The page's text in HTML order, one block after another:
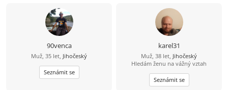
překážkou????
90venca
Muž, 35 let, Jihočeský
Seznámit se
karel31
Muž, 38 let, Jihočeský
Hledám ženu na vážný vztah
Seznámit se